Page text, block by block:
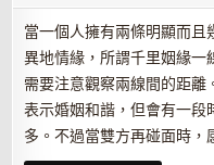
當一個人擁有兩條明顯而
異地情緣，所謂千里姻緣一
需要注意觀察兩線間的距
表示婚姻和諧，但會有一
多。不過當雙方再碰面時，